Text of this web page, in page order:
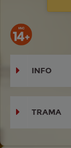
INFO
TRAMA